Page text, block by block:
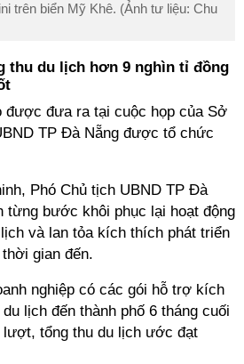
trên biển Mỹ Khê. (Ảnh tư liệu: Chu
thu du lịch hơn 9 nghìn tỉ đồng
được đưa ra tại cuộc họp của Sở
TP Đà Nẵng được tổ chức
Phó Chủ tịch UBND TP Đà
từng bước khôi phục lại hoạt động
và lan tỏa kích thích phát triển
gian đến.
nghiệp có các gói hỗ trợ kích
lịch đến thành phố 6 tháng cuối
tổng thu du lịch ước đạt